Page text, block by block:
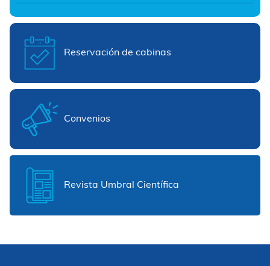
Reservación de cabinas
Convenios
Revista Umbral Científica